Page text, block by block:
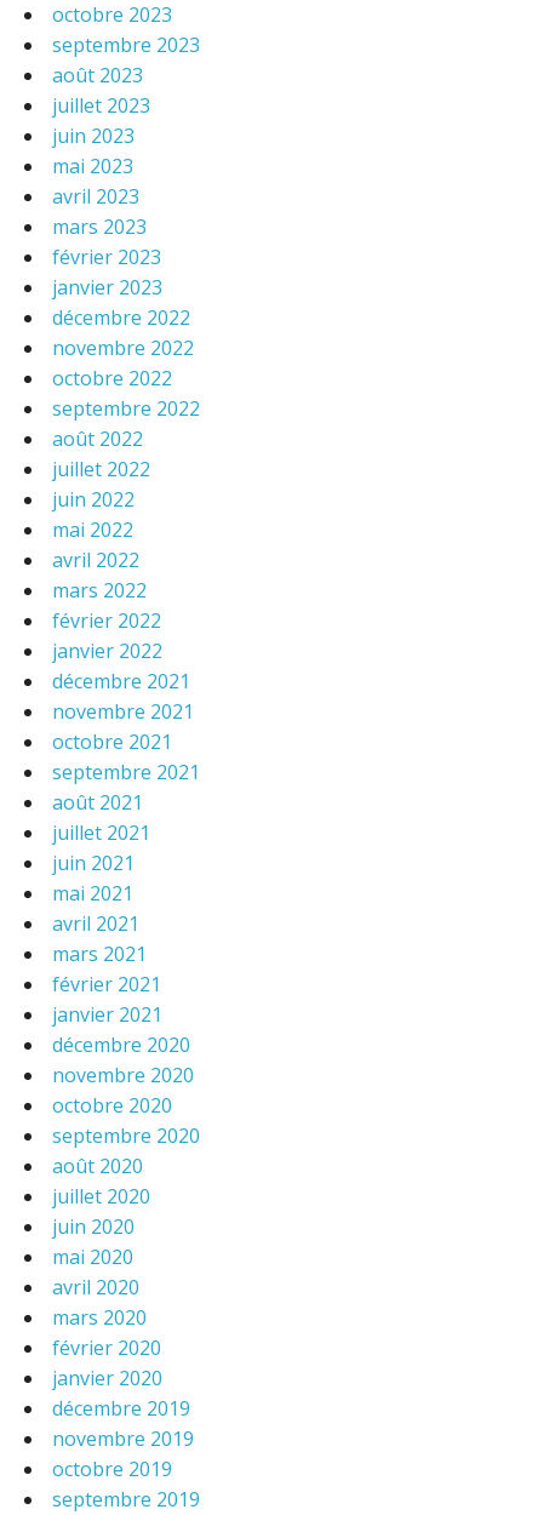
octobre 2023
septembre 2023
août 2023
juillet 2023
juin 2023
mai 2023
avril 2023
mars 2023
février 2023
janvier 2023
décembre 2022
novembre 2022
octobre 2022
septembre 2022
août 2022
juillet 2022
juin 2022
mai 2022
avril 2022
mars 2022
février 2022
janvier 2022
décembre 2021
novembre 2021
octobre 2021
septembre 2021
août 2021
juillet 2021
juin 2021
mai 2021
avril 2021
mars 2021
février 2021
janvier 2021
décembre 2020
novembre 2020
octobre 2020
septembre 2020
août 2020
juillet 2020
juin 2020
mai 2020
avril 2020
mars 2020
février 2020
janvier 2020
décembre 2019
novembre 2019
octobre 2019
septembre 2019